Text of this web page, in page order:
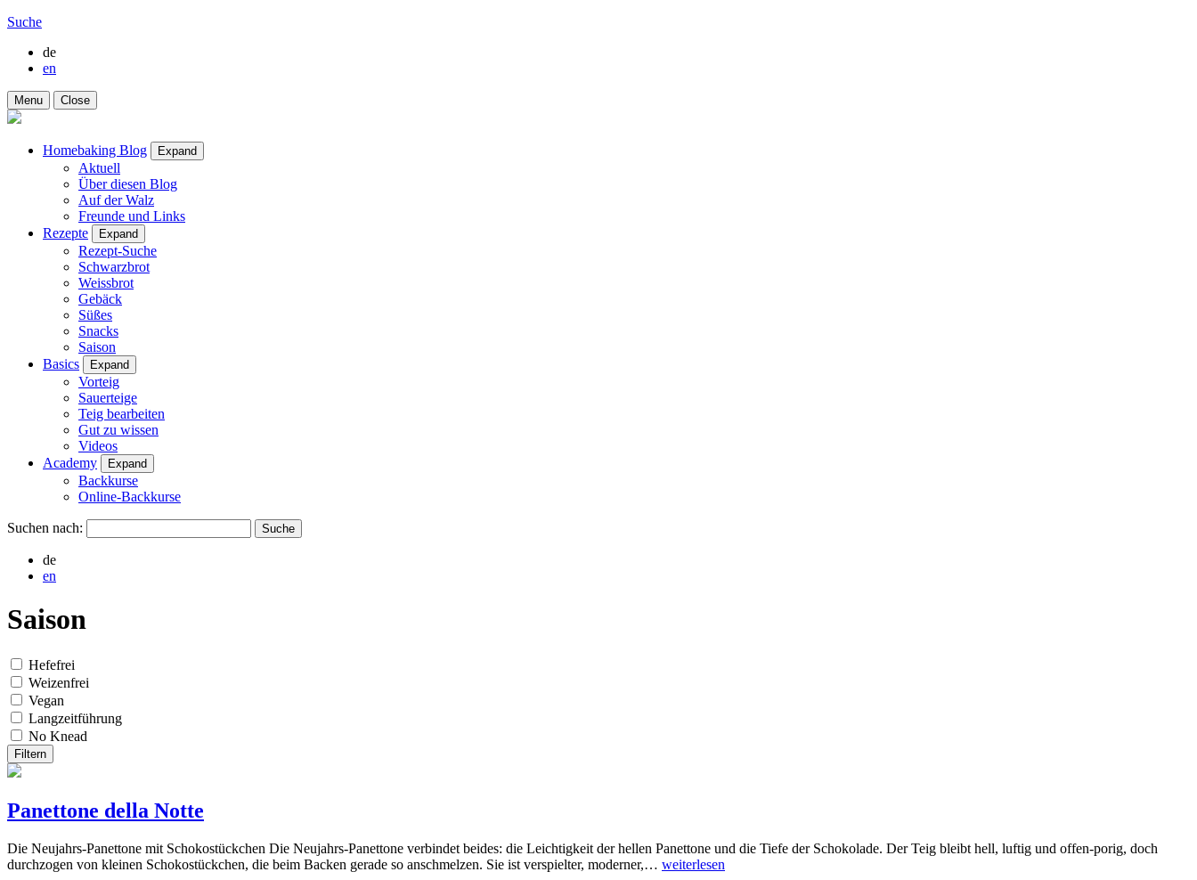
Suche
de
en
Menu Close
Homebaking Blog Expand
Aktuell
Über diesen Blog
Auf der Walz
Freunde und Links
Rezepte
Expand
Rezept-Suche
Schwarzbrot
Weissbrot
Gebäck
Süßes
Snacks
Saison
Basics
Expand
Vorteig
Sauerteige
Teig bearbeiten
Gut zu wissen
Videos
Academy
Expand
Backkurse
Online-Backkurse
Suchen nach:
de
en
Saison
Hefefrei
Weizenfrei
Vegan
Langzeitführung
No Knead
Filtern
Panettone della Notte
Die Neujahrs-Panettone mit Schokostückchen Die Neujahrs-Panettone verbindet beides: die Leichtigkeit der hellen Panettone und die Tiefe der Schokolade. Der Teig bleibt hell, luftig und offen-porig, doch
durchzogen von kleinen Schokostückchen, die beim Backen gerade so anschmelzen. Sie ist verspielter, moderner,… weiterlesen